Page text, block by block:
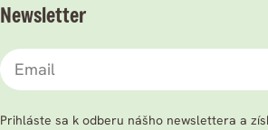
Newsletter
Email
Prihláste sa k odberu nášho newslettera a